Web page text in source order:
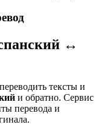
↔
тексты и
и обратно. Сервис
перевода и